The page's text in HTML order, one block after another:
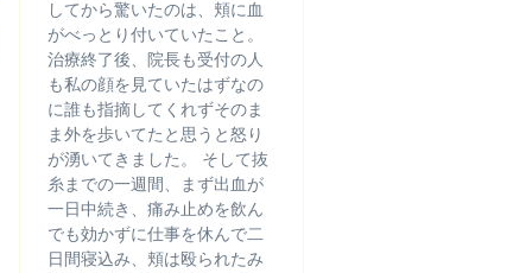
してから驚いたのは、頬に血
がべっとり付いていたこと。
治療終了後、院長も受付の人
も私の顔を見ていたはずなの
に誰も指摘してくれずそのま
ま外を歩いてたと思うと怒り
が湧いてきました。 そして抜
糸までの一週間、まず出血が
一日中続き、痛み止めを飲ん
でも効かずに仕事を休んで二
日間寝込み、頬は殴られたみ